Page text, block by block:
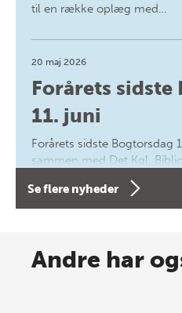
til en række oplæg med…
20 maj 2026
Forårets sidste
11. juni
Forårets sidste Bogtorsdag
sammen med Det Kgl.
forfatterne bag vores nyes…
Spar op til 70%
Se flere nyheder
Andre har